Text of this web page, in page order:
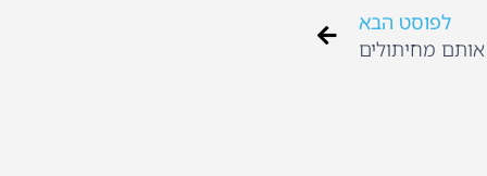
לפוסט הבא
מחיתולים